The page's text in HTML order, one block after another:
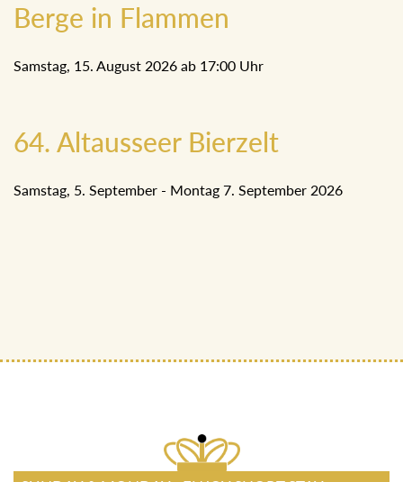
Berge in Flammen
Samstag, 15. August 2026 ab 17:00 Uhr
64. Altausseer Bierzelt
Samstag, 5. September - Montag 7. September 2026